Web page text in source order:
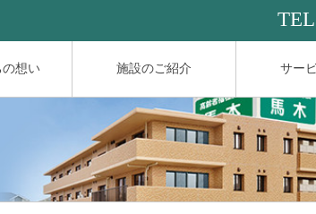
想い 施設のご紹介 サー